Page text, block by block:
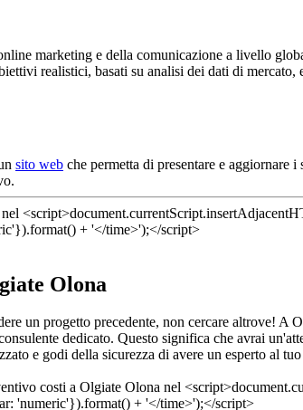
marketing e della comunicazione a livello
realistici, basati su analisi dei dati di
sito web che permetta di presentare e
Olona
un progetto precedente, non cercare altrove! A
dedicato. Questo significa che avrai
e godi della sicurezza di avere un esperto al